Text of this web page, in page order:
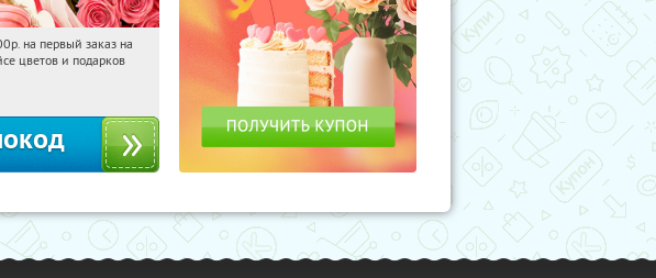
Получили:
на первый заказ на
цветов и подарков